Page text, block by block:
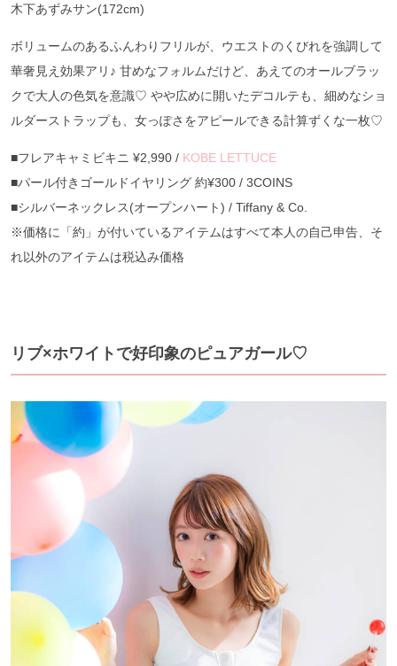
木下あずみサン(172cm)
ボリュームのあるふんわりフリルが、ウエストのくびれを強調して
華奢見え効果アリ♪ 甘めなフォルムだけど、あえてのオールブラッ
クで大人の色気を意識♡ やや広めに開いたデコルテも、細めなショ
ルダーストラップも、女っぽさをアピールできる計算ずくな一枚♡
■フレアキャミビキニ ¥2,990 / KOBE LETTUCE
■パール付きゴールドイヤリング 約¥300 / 3COINS
■シルバーネックレス(オープンハート) / Tiffany & Co.
※価格に「約」が付いているアイテムはすべて本人の自己申告、そ
れ以外のアイテムは税込み価格
リブ×ホワイトで好印象のピュアガール♡